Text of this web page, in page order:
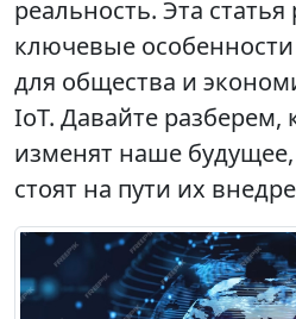
реальность. Эта статья
ключевые
для общества и
IoT. Давайте разберем,
изменят наше
стоят на пути их